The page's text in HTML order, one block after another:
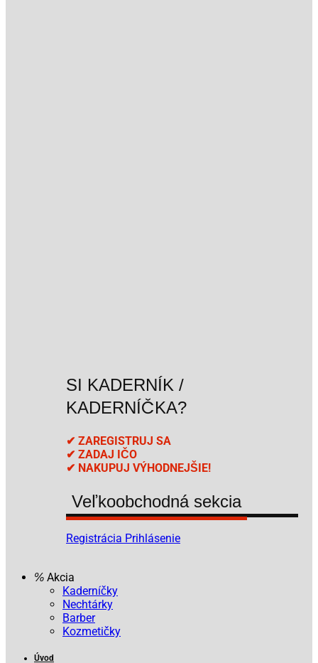
SI KADERNÍK /
KADERNÍČKA?
✔ ZAREGISTRUJ SA
✔ ZADAJ IČO
✔ NAKUPUJ VÝHODNEJŠIE!
Veľkoobchodná sekcia
Registrácia Prihlásenie
Akcia
Kaderníčky
Nechtárky
Barber
Kozmetičky
Úvod